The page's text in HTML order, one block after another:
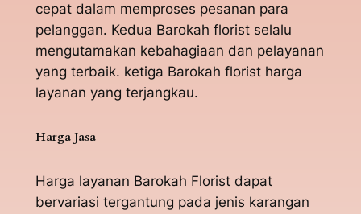
cepat dalam memproses pesanan para
pelanggan. Kedua Barokah florist selalu
mengutamakan kebahagiaan dan pelayanan
yang terbaik. ketiga Barokah florist harga
layanan yang terjangkau.
Harga Jasa
Harga layanan Barokah Florist dapat
bervariasi tergantung pada jenis karangan